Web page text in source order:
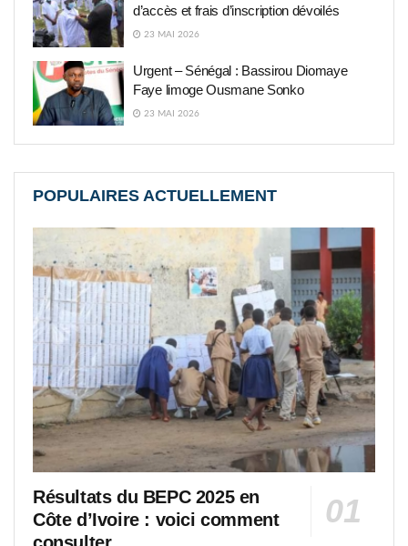
d’accès et frais d’inscription dévoilés
23 MAI 2026
Urgent – Sénégal : Bassirou Diomaye
Faye limoge Ousmane Sonko
23 MAI 2026
POPULAIRES ACTUELLEMENT
Résultats du BEPC 2025 en
Côte d’Ivoire : voici comment